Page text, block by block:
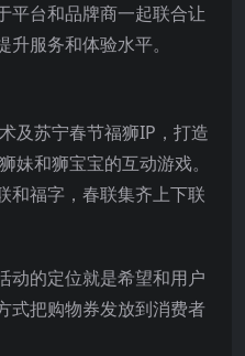
平台和品牌商一起联合让
服务和体验水平。
及苏宁春节福狮IP，打造
妹和狮宝宝的互动游戏。
和福字，春联集齐上下联
动的定位就是希望和用户
式把购物券发放到消费者